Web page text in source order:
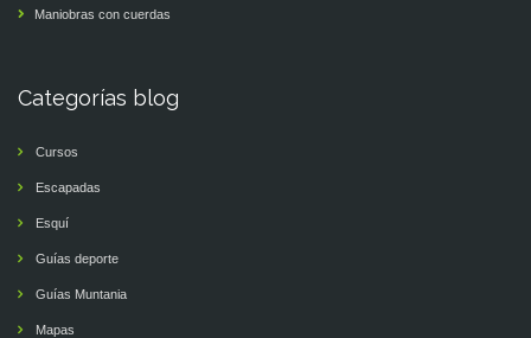
Maniobras con cuerdas
Categorías blog
Cursos
Escapadas
Esquí
Guías deporte
Guías Muntania
Mapas